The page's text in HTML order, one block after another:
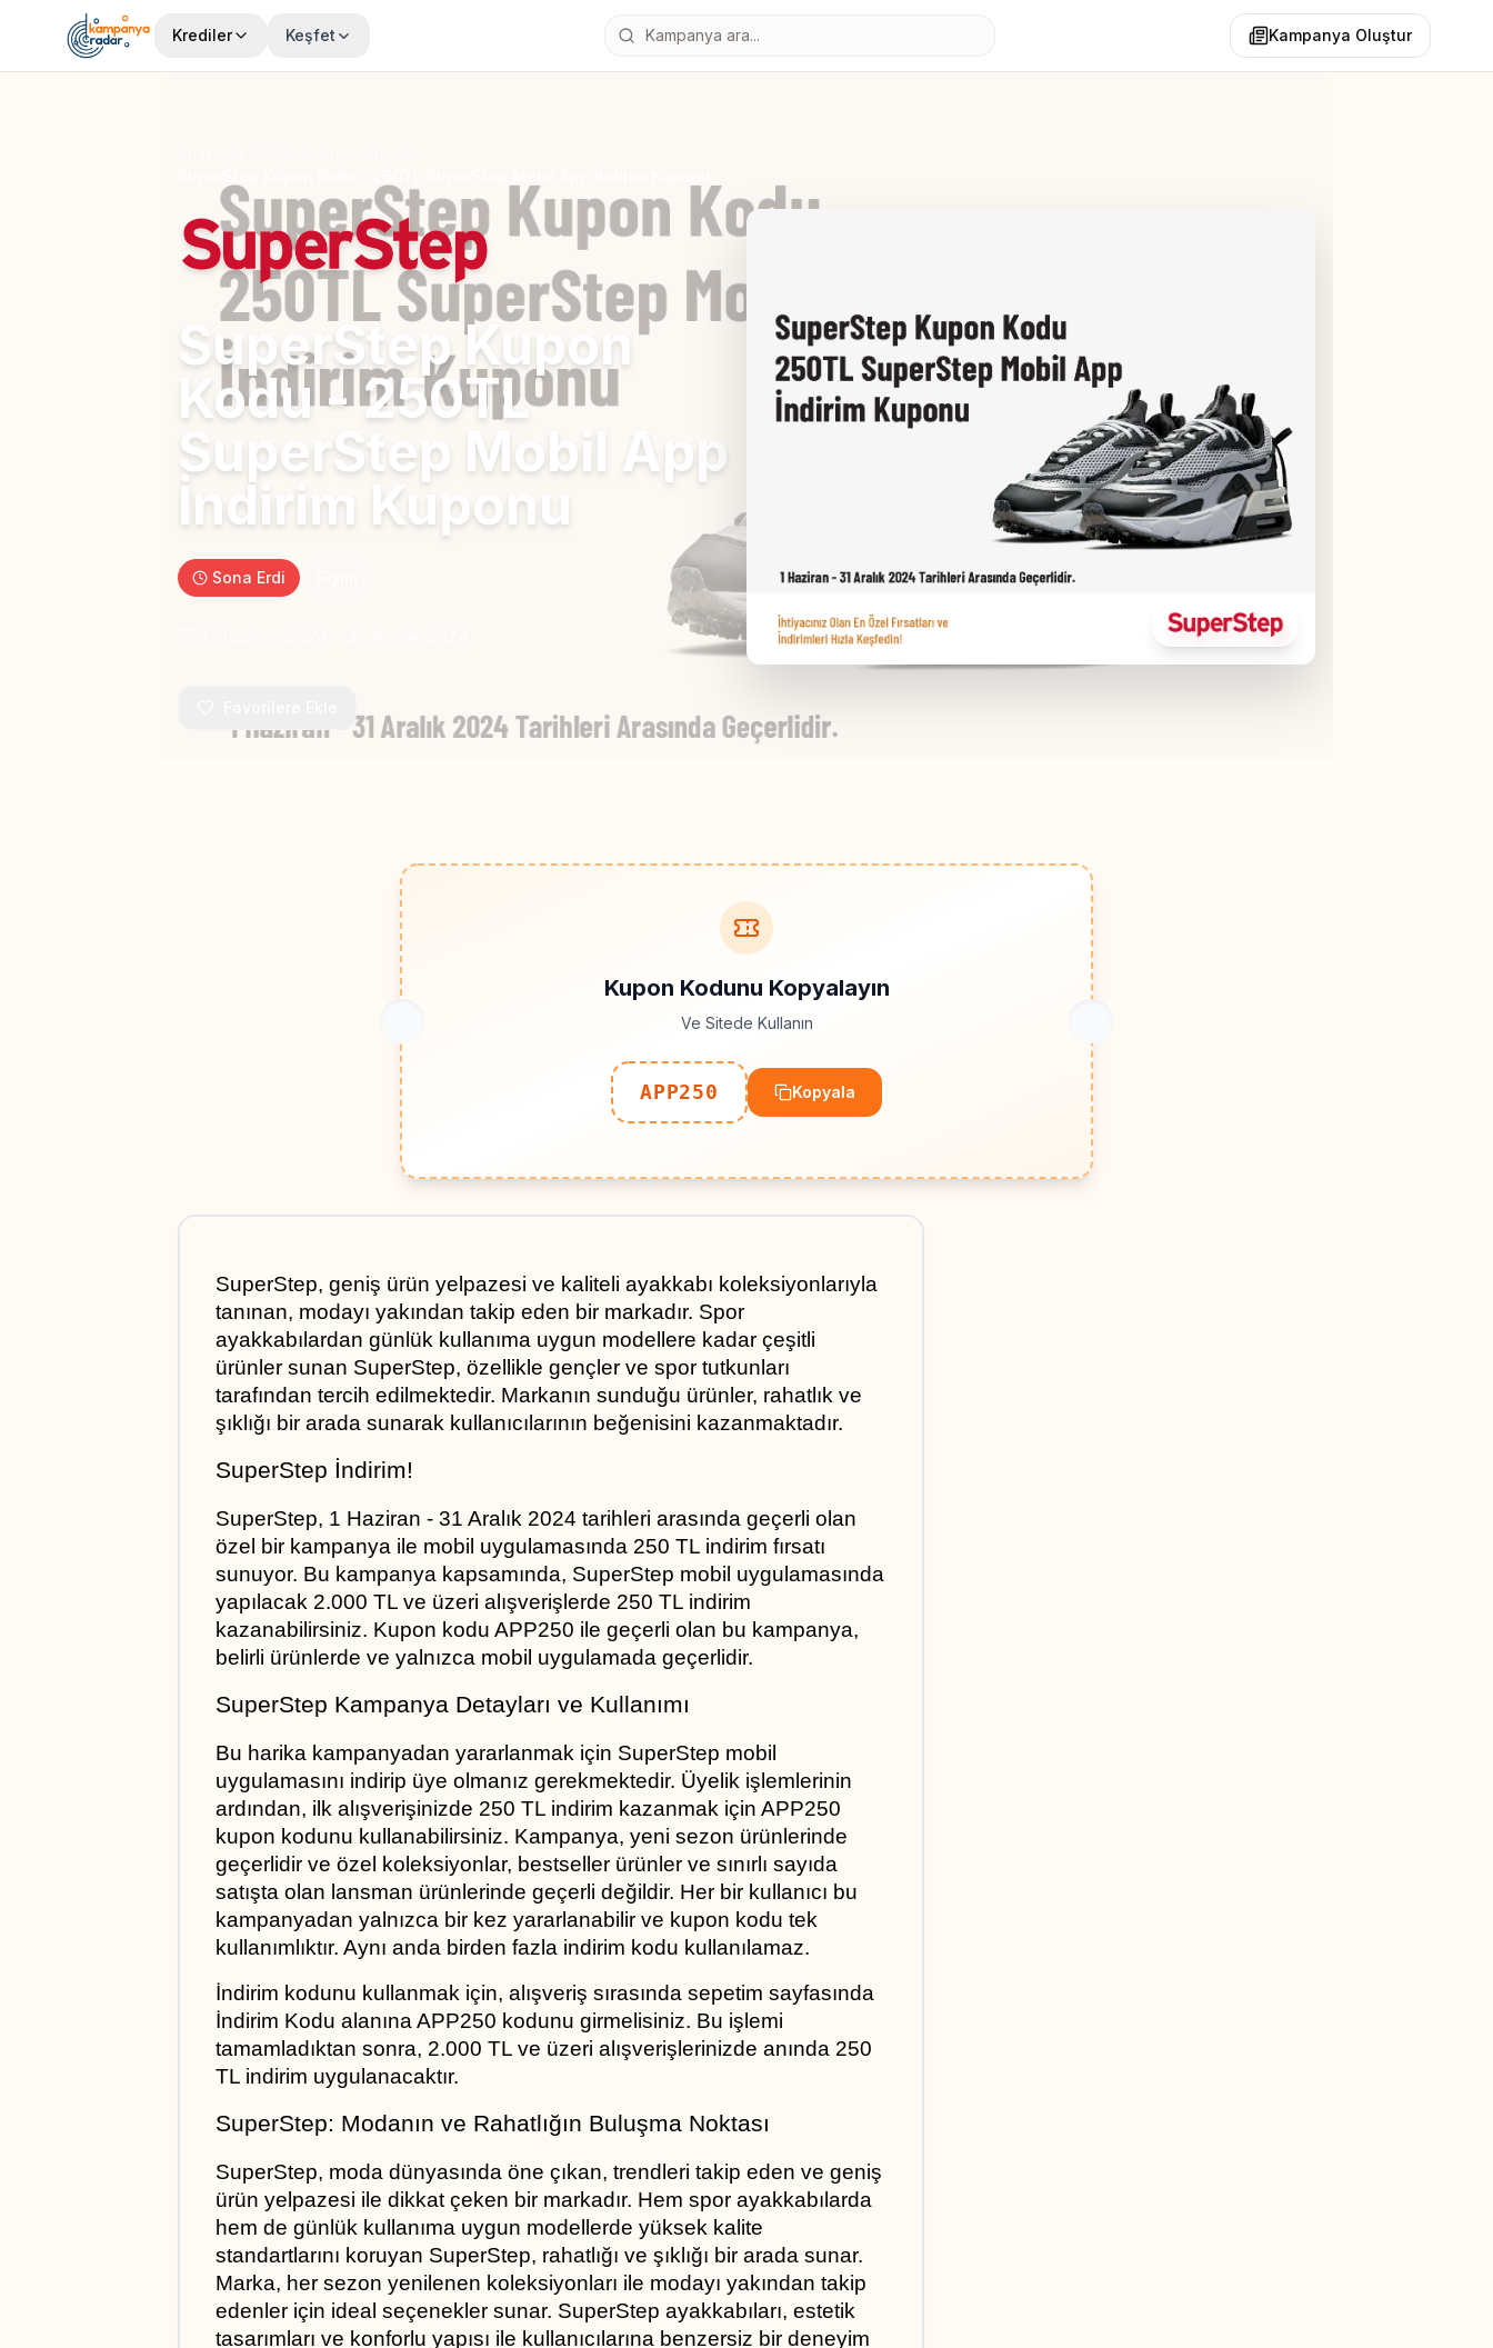
Krediler Keşfet Kampanya Oluştur
SuperStep Kupon
Kodu - 250TL
SuperStep Mobil App
İndirim Kuponu
Sona Erdi
Kupon Kodunu Kopyalayın
Ve Sitede Kullanın
APP250 Kopyala
SuperStep, geniş ürün yelpazesi ve kaliteli ayakkabı koleksiyonlarıyla
tanınan, modayı yakından takip eden bir markadır. Spor
ayakkabılardan günlük kullanıma uygun modellere kadar çeşitli
ürünler sunan SuperStep, özellikle gençler ve spor tutkunları
tarafından tercih edilmektedir. Markanın sunduğu ürünler, rahatlık ve
şıklığı bir arada sunarak kullanıcılarının beğenisini kazanmaktadır.
SuperStep İndirim!
SuperStep, 1 Haziran - 31 Aralık 2024 tarihleri arasında geçerli olan
özel bir kampanya ile mobil uygulamasında 250 TL indirim fırsatı
sunuyor. Bu kampanya kapsamında, SuperStep mobil uygulamasında
yapılacak 2.000 TL ve üzeri alışverişlerde 250 TL indirim
kazanabilirsiniz. Kupon kodu APP250 ile geçerli olan bu kampanya,
belirli ürünlerde ve yalnızca mobil uygulamada geçerlidir.
SuperStep Kampanya Detayları ve Kullanımı
Bu harika kampanyadan yararlanmak için SuperStep mobil
uygulamasını indirip üye olmanız gerekmektedir. Üyelik işlemlerinin
ardından, ilk alışverişinizde 250 TL indirim kazanmak için APP250
kupon kodunu kullanabilirsiniz. Kampanya, yeni sezon ürünlerinde
geçerlidir ve özel koleksiyonlar, bestseller ürünler ve sınırlı sayıda
satışta olan lansman ürünlerinde geçerli değildir. Her bir kullanıcı bu
kampanyadan yalnızca bir kez yararlanabilir ve kupon kodu tek
kullanımlıktır. Aynı anda birden fazla indirim kodu kullanılamaz.
İndirim kodunu kullanmak için, alışveriş sırasında sepetim sayfasında
İndirim Kodu alanına APP250 kodunu girmelisiniz. Bu işlemi
tamamladıktan sonra, 2.000 TL ve üzeri alışverişlerinizde anında 250
TL indirim uygulanacaktır.
SuperStep: Modanın ve Rahatlığın Buluşma Noktası
SuperStep, moda dünyasında öne çıkan, trendleri takip eden ve geniş
ürün yelpazesi ile dikkat çeken bir markadır. Hem spor ayakkabılarda
hem de günlük kullanıma uygun modellerde yüksek kalite
standartlarını koruyan SuperStep, rahatlığı ve şıklığı bir arada sunar.
Marka, her sezon yenilenen koleksiyonları ile modayı yakından takip
edenler için ideal seçenekler sunar. SuperStep ayakkabıları, estetik
tasarımları ve konforlu yapısı ile kullanıcılarına benzersiz bir deneyim